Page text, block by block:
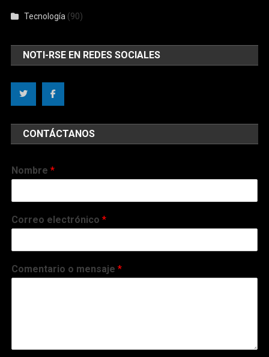
Tecnología (90)
NOTI-RSE EN REDES SOCIALES
CONTÁCTANOS
Nombre*
Correo electrónico*
Comentario o mensaje*